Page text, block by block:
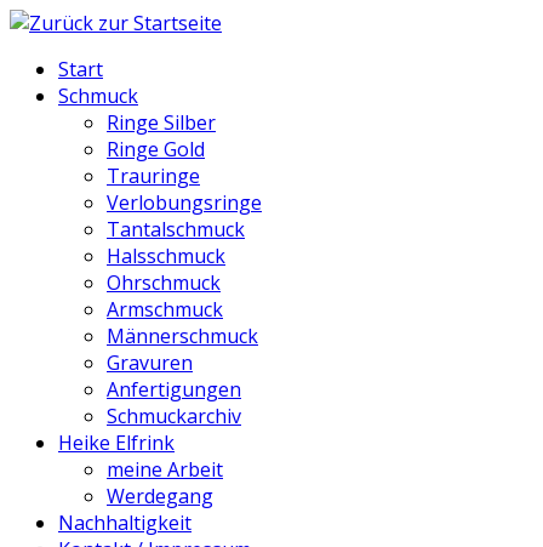
Start
Schmuck
Ringe Silber
Ringe Gold
Trauringe
Verlobungsringe
Tantalschmuck
Halsschmuck
Ohrschmuck
Armschmuck
Männerschmuck
Gravuren
Anfertigungen
Schmuckarchiv
Heike Elfrink
meine Arbeit
Werdegang
Nachhaltigkeit